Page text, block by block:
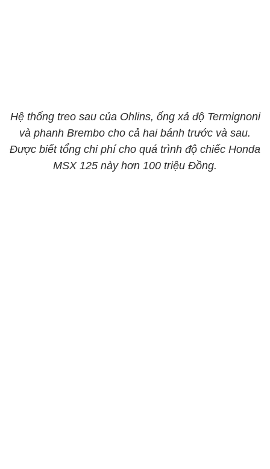
Hệ thống treo sau của Ohlins, ống xả độ Termignoni
và phanh Brembo cho cả hai bánh trước và sau.
Được biết tổng chi phí cho quá trình độ chiếc Honda
MSX 125 này hơn 100 triệu Đồng.